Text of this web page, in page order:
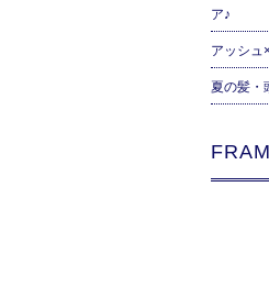
ア♪
アッシュ
夏の髪・